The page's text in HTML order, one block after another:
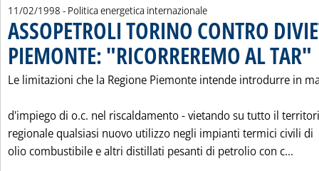
11/02/1998 - Politica energetica internazionale
ASSOPETROLI TORINO CONTRO
PIEMONTE: "RICORREREMO AL TAR"
Le limitazioni che la Regione Piemonte intende introdurre in
d'impiego di o.c. nel riscaldamento - vietando su tutto il
regionale qualsiasi nuovo utilizzo negli impianti termici civili di
olio combustibile e altri distillati pesanti di petrolio con c...